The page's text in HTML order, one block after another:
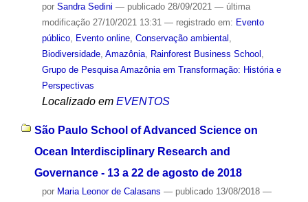
por Sandra Sedini — publicado28/09/2021 — última
modificação27/10/2021 13:31 — registrado em: Evento
público, Evento online, Conservação ambiental
Biodiversidade, Amazônia, Rainforest Business School
Grupo de Pesquisa Amazônia em Transformação: História e
Perspectivas
Localizado em EVENTOS
São Paulo School of Advanced Science on
Ocean Interdisciplinary Research and
Governance - 13 a 22 de agosto de 2018
por Maria Leonor de Calasans — publicado13/08/2018 —